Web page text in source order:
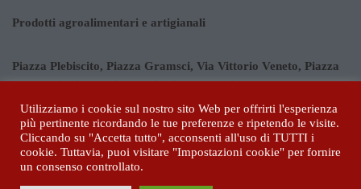
Prodotti agroalimentari e artigianali
Piazza Plebiscito, Piazza Gramsci, Via Vittorio Veneto, Piazza
Matteotti, Viale Icilio Vanni, Via Vannucci
Ore 9.00 – 20.00
Utilizziamo i cookie sul nostro sito Web per offrirti l'esperienza
più pertinente ricordando le tue preferenze e ripetendo le visite.
Cliccando su "Accetta tutto", acconsenti all'uso di TUTTI i
cookie. Tuttavia, puoi visitare "Impostazioni cookie" per fornire
un consenso controllato.